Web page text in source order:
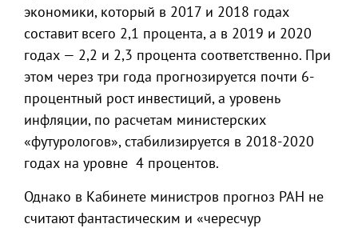
экономики, который в 2017 и 2018 годах
составит всего 2,1 процента, а в 2019 и 2020
годах — 2,2 и 2,3 процента соответственно. При
этом через три года прогнозируется почти 6-
процентный рост инвестиций, а уровень
инфляции, по расчетам министерских
«футурологов», стабилизируется в 2018-2020
годах на уровне 4 процентов.
Однако в Кабинете министров прогноз РАН не
считают фантастическим и «чересчур